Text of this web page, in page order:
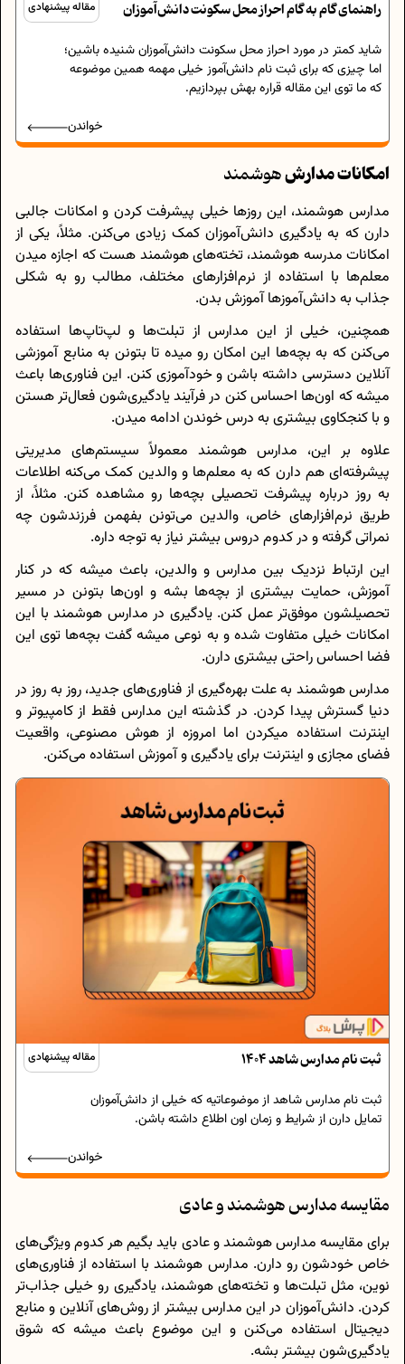
مقاله پیشنهادی راهنمای گام به گام احراز محل سکونت دانش‌آموزان
شاید کمتر در مورد احراز محل سکونت دانش‌آموزان شنیده باشین؛
اما چیزی که برای ثبت نام دانش‌آموز خیلی مهمه همین موضوعه
که ما توی این مقاله قراره بهش بپردازیم.
خواندن
امکانات مدارشهوشمند
مدارس هوشمند، این روزها خیلی پیشرفت کردن و امکانات جالبی
دارن که به یادگیری دانش‌آموزان کمک زیادی می‌کنن. مثلاً، یکی از
امکانات مدرسه هوشمند، تخته‌های هوشمند هست که اجازه میدن
معلم‌ها با استفاده از نرم‌افزارهای مختلف، مطالب رو به شکلی
جذاب به دانش‌آموزها آموزش بدن.
همچنین، خیلی از این مدارس از تبلت‌ها و لپ‌تاپ‌ها استفاده
می‌کنن که به بچه‌ها این امکان رو میده تا بتونن به منابع آموزشی
آنلاین دسترسی داشته باشن و خودآموزی کنن. این فناوری‌ها باعث
میشه که اون‌ها احساس کنن در فرآیند یادگیری‌شون فعال‌تر هستن
و با کنجکاوی بیشتری به درس خوندن ادامه میدن.
علاوه بر این، مدارس هوشمند معمولاً سیستم‌های مدیریتی
پیشرفته‌ای هم دارن که به معلم‌ها و والدین کمک می‌کنه اطلاعات
به‌ روز درباره پیشرفت تحصیلی بچه‌ها رو مشاهده کنن. مثلاً، از
طریق نرم‌افزارهای خاص، والدین می‌تونن بفهمن فرزندشون چه
نمراتی گرفته و در کدوم دروس بیشتر نیاز به توجه داره.
این ارتباط نزدیک‌ بین مدارس و والدین، باعث میشه که در کنار
آموزش، حمایت بیشتری از بچه‌ها بشه و اون‌ها بتونن در مسیر
تحصیلشون موفق‌تر عمل کنن. یادگیری در مدارس هوشمند با این
امکانات خیلی متفاوت شده و به نوعی میشه گفت بچه‌ها توی این
فضا احساس راحتی بیشتری دارن.
مدارس هوشمند به علت بهره‌گیری از فناوری‌های جدید، روز به روز در
دنیا گسترش پیدا کردن. در گذشته این مدارس فقط از کامپیوتر و
اینترنت استفاده میکردن اما امروزه از هوش مصنوعی، واقعیت
فضای مجازی و اینترنت برای یادگیری و آموزش استفاده می‌کنن.
مقاله پیشنهادی ثبت نام مدارس شاهد 1404
ثبت نام مدارس شاهد از موضوعاتیه که خیلی از دانش‌آموزان
تمایل دارن از شرایط و زمان اون اطلاع داشته باشن.
خواندن
مقایسه مدارس هوشمند و عادی
برای مقایسه مدارس هوشمند و عادی باید بگیم هر کدوم ویژگی‌های
خاص خودشون رو دارن. مدارس هوشمند با استفاده از فناوری‌های
نوین، مثل تبلت‌ها و تخته‌های هوشمند، یادگیری رو خیلی جذاب‌تر
کردن. دانش‌آموزان در این مدارس بیشتر از روش‌های آنلاین و منابع
دیجیتال استفاده می‌کنن و این موضوع باعث میشه که شوق
یادگیری‌شون بیشتر بشه.